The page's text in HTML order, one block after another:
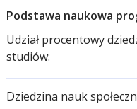
Podstawa naukowa
Udział procentowy
studiów:
Dziedzina nauk